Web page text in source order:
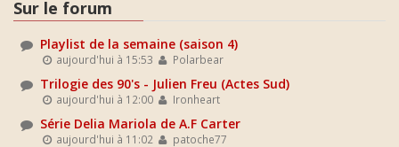
Sur le forum
Playlist de la semaine (saison 4)
aujourd'hui à 15:53 Polarbear
Trilogie des 90's - Julien Freu (Actes Sud)
aujourd'hui à 12:00 Ironheart
Série Delia Mariola de A.F Carter
aujourd'hui à 11:02 patoche77